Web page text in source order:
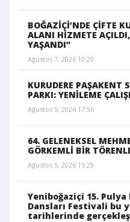
BOĞAZİÇİ’NDE ÇİFTE
ALANI HİZMETE
YAŞANDI”
Ağustos 7, 2026 10:20
KURUDERE PAŞAKENT
PARKI: YENİLEME
Ağustos 5, 2026 17:56
64. GELENEKSEL
GÖRKEMLİ BİR
Ağustos 5, 2026 15:29
Yeniboğaziçi 15.
Dansları Festivali bu
tarihlerinde